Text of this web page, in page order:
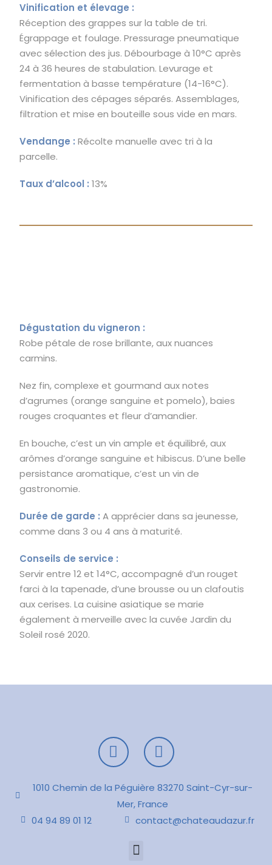
Vinification et élevage :
Réception des grappes sur la table de tri.
Égrappage et foulage. Pressurage pneumatique
avec sélection des jus. Débourbage à 10°C après
24 à 36 heures de stabulation. Levurage et
fermentation à basse température (14-16°C).
Vinification des cépages séparés. Assemblages,
filtration et mise en bouteille sous vide en mars.
Vendange : Récolte manuelle avec tri à la
parcelle.
Taux d’alcool : 13%
Dégustation du vigneron :
Robe pétale de rose brillante, aux nuances
carmins.
Nez fin, complexe et gourmand aux notes
d’agrumes (orange sanguine et pomelo), baies
rouges croquantes et fleur d’amandier.
En bouche, c’est un vin ample et équilibré, aux
arômes d’orange sanguine et hibiscus. D’une belle
persistance aromatique, c’est un vin de
gastronomie.
Durée de garde : A apprécier dans sa jeunesse,
comme dans 3 ou 4 ans à maturité.
Conseils de service :
Servir entre 12 et 14°C, accompagné d’un rouget
farci à la tapenade, d’une brousse ou un clafoutis
aux cerises. La cuisine asiatique se marie
également à merveille avec la cuvée Jardin du
Soleil rosé 2020.
1010 Chemin de la Péguière 83270 Saint-Cyr-sur-
Mer, France
04 94 89 01 12
contact@chateaudazur.fr